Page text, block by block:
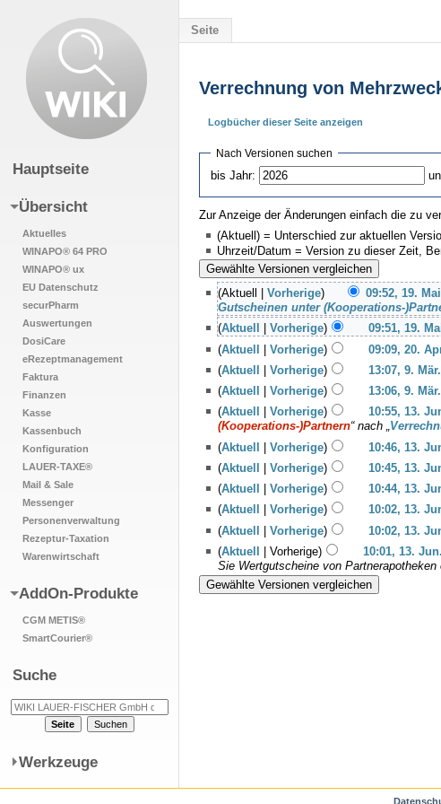
Verrechnung von
Logbücher dieser Seite anzeigen
Nach Versionen suchen
bis Jahr:
Zur Anzeige der Änderungen einfach die zu
(Aktuell) = Unterschied zur aktuellen
Uhrzeit/Datum = Version zu dieser Zeit,
(Aktuell | Vorherige) 09:52, 19.
Gutscheinen unter (Kooperations-
(Aktuell Vorherige) 09:51, 19.
(Aktuell Vorherige) 09:09, 20.
(Aktuell Vorherige) 13:07, 9.
(Aktuell Vorherige) 13:06, 9.
(Aktuell Vorherige) 10:55, 13.
(Kooperations-)Partnern“ nach „
(Aktuell Vorherige) 10:46, 13.
(Aktuell Vorherige) 10:45, 13.
(Aktuell Vorherige) 10:44, 13.
(Aktuell Vorherige) 10:02, 13.
(Aktuell Vorherige) 10:02, 13.
(Aktuell | Vorherige) 10:01, 13.
Sie Wertgutscheine von
Seite
Hauptseite
Übersicht
Aktuelles
WINAPO® 64 PRO
WINAPO® ux
EU Datenschutz
securPharm
Auswertungen
DosiCare
eRezeptmanagement
Faktura
Finanzen
Kasse
Kassenbuch
Konfiguration
LAUER-TAXE®
Mail & Sale
Messenger
Personenverwaltung
Rezeptur-Taxation
Warenwirtschaft
AddOn-Produkte
CGM METIS®
SmartCourier®
Suche
Werkzeuge